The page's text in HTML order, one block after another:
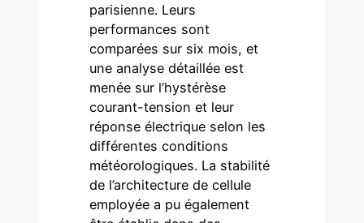
parisienne. Leurs
performances sont
comparées sur six mois, et
une analyse détaillée est
menée sur l’hystérèse
courant-tension et leur
réponse électrique selon les
différentes conditions
météorologiques. La stabilité
de l’architecture de cellule
employée a pu également